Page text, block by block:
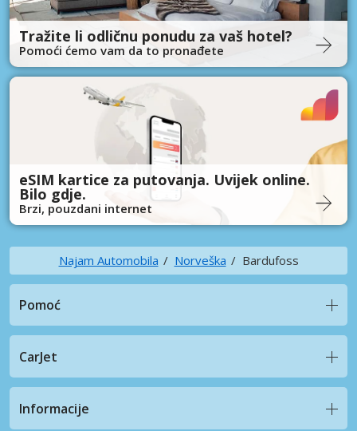
Tražite li odličnu ponudu za vaš hotel?
Pomoći ćemo vam da to pronađete
eSIM kartice za putovanja. Uvijek online.
Bilo gdje.
Brzi, pouzdani internet
Najam Automobila Norveška Bardufoss
Pomoć
CarJet
Informacije